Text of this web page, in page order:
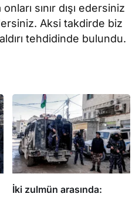
sınır dışı edersiniz
Aksi takdirde biz
tehdidinde bulundu.
İki zulmün arasında: